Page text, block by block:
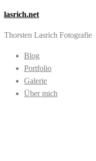
lasrich.net
Thorsten Lasrich Fotografie
Blog
Portfolio
Galerie
Über mich